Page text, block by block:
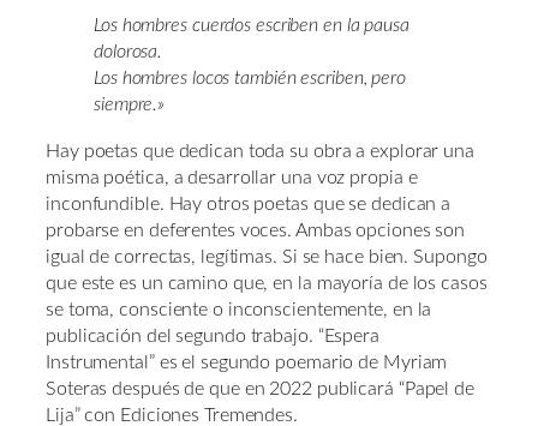
Los hombres cuerdos escriben en la pausa
dolorosa.
Los hombres locos también escriben, pero
siempre.»
Hay poetas que dedican toda su obra a explorar una
misma poética, a desarrollar una voz propia e
inconfundible. Hay otros poetas que se dedican a
probarse en deferentes voces. Ambas opciones son
igual de correctas, legítimas. Si se hace bien. Supongo
que este es un camino que, en la mayoría de los casos
se toma, consciente o inconscientemente, en la
publicación del segundo trabajo. “Espera
Instrumental” es el segundo poemario de Myriam
Soteras después de que en 2022 publicará “Papel de
Lija” con Ediciones Tremendes.